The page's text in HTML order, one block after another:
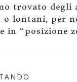
trovato degli
o lontani, per
in “posizione